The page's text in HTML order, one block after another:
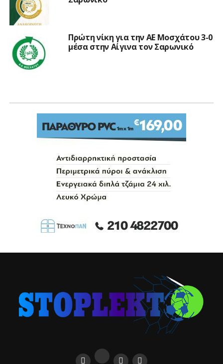
Πρώτη νίκη για την ΑΕ Μοσχάτου 3-0
μέσα στην Αίγινα τον Σαρωνικό